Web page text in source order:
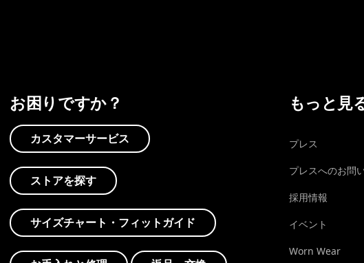
お困りですか？
カスタマーサービス
ストアを探す
サイズチャート・フィットガイド
もっと見
プレス
プレスへのお問
採用情報
イベント
Worn Wear